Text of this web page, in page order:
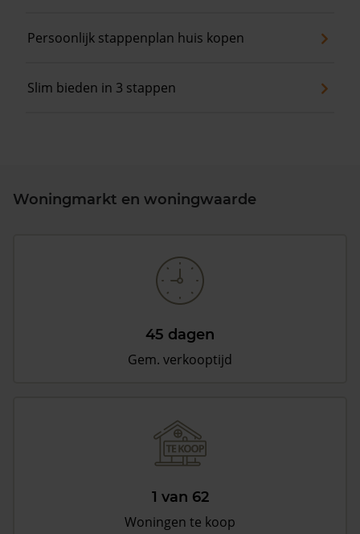
Persoonlijk stappenplan huis kopen
Slim bieden in 3 stappen
Woningmarkt en woningwaarde
45 dagen
Gem. verkooptijd
1 van 62
Woningen te koop